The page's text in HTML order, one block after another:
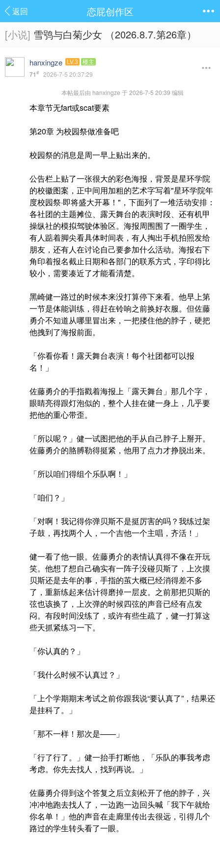
返回 恋屁创作区
[小说] 雪鸮与白菊少女 （2026.8.7.第26章）
hanxingze LV.3 楼主
71# 2026-7-5 20:37:29
本帖最后由 hanxingze 于 2026-7-5 20:39 编辑
本章节无fart或scat要素
第20章 为校园祭做准备吧
校园祭的消息是周一早上贴出来的。
公告栏上贴了一张很大的彩色海报，背景是星环学院
的校徽图案，正中间用加粗的艺术字写着"星环学院年
度校园祭·即将盛大开幕！"，下面列了一堆活动安排：
各社团的主题摊位、露天舞台的表演时段、还有机甲
操纵社的模拟驾驶体验区。海报周围围了一圈学生，
有人踮着脚尖看具体时间表，有人掏出手机拍照发给
朋友，还有人在讨论自己要参加什么活动。海报右下
角印着报名截止日期和各部门的联系方式，字印得比
较小，需要凑近了才能看清楚。
黑崎健一路过的时候本来没打算停下来看。他早上第
一节是体能训练，得赶在铃响之前换好衣服。但佐藤
勇介不知道从哪里冒出来，一把搂住他的脖子，硬把
他拽到了海报前面。
「你看你看！露天舞台表演！每个社团都可以报
名！」
佐藤勇介的手指戳着海报上「露天舞台」那几个字，
眼睛亮得跟灯泡似的，整个人挂在健一身上，几乎要
把他的重心带歪。
「所以呢？」健一试图把他的手从自己脖子上掰开。
佐藤勇介的胳膊勒得挺紧，他用了点力才挣脱出来。
「所以咱们得组个乐队啊！」
「咱们？」
「对啊！我记得你弹贝斯不是挺厉害的吗？我练过架
子鼓，再找两个人，一个吉他一个主唱，齐活！」
健一看了他一眼。佐藤勇介的表情认真得不像在开玩
笑。他想了想自己确实有一阵子没碰贝斯了，上次摸
贝斯还是去年的事，手指的茧大概已经消得差不多
了，重新练起来估计得磨掉一层皮。之前那把贝斯的
弦也该换了，上次弹的时候四弦的声音已经有点发
闷。有段时间没练了，或许有些生疏了，健一打算这
些天抓紧练习一下。
「你认真的？」
「我什么时候不认真过？」
「上个学期期末考试之前你跟我说“要认真了”，结果还
是挂科了。」
「那不一样！那次是——」
「行了行了。」健一抬手打断他，「乐队的事我考虑
考虑。你先去找人，找到再说。」
佐藤勇介得到这个答复之后立刻松开了他的脖子，兴
冲冲地跑去找人了，一边跑一边回头喊「我下午就给
你名单！」他的声音在走廊里传出去很远，引得几个
路过的学生转头看了一眼。